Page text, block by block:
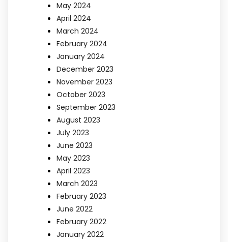
May 2024
April 2024
March 2024
February 2024
January 2024
December 2023
November 2023
October 2023
September 2023
August 2023
July 2023
June 2023
May 2023
April 2023
March 2023
February 2023
June 2022
February 2022
January 2022